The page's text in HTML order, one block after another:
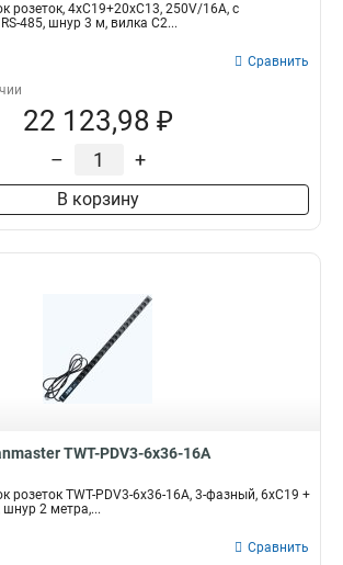
розеток, 4xC19+20xC13, 250V/16A, с
485, шнур 3 м, вилка C2...
Сравнить
22 123,98 ₽
– +
В корзину
TWT-PDV3-6x36-16A
розеток TWT-PDV3-6x36-16A, 3-фазный, 6xC19 +
шнур 2 метра,...
Сравнить